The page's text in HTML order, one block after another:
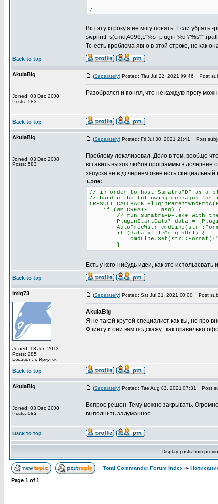
}
Вот эту строку я не могу понять. Если убрать
swprintf_s(cmd,4096,L"%s -plugin %d
То-есть проблема явно в этой строке, но как
Back to top
AkulaBig
Joined: 03 Dec 2008
Posts: 583
(Separately) Posted: Thu Jul 22, 2021 09:46 Post
Разобрался и понял, что не каждую прогу
Back to top
AkulaBig
Joined: 03 Dec 2008
Posts: 583
(Separately) Posted: Fri Jul 30, 2021 21:41 Post
Проблему локализовал. Дело в том, вообще
вставить вызов любой программы в дочернее
запуска ее в дочернем окне есть
Code:
// in order to host SumatraPDF as a
// handle the following messages
LRESULT CALLBACK
if (WM_CREATE == msg) {
// run SumatraPDF.exe with the -
PluginStartData* data =
AutoFreeWstr
if (data->fileOriginUrl) {
cmdLine.Set(str::Format(L"-
}
Есть у кого-нибудь идеи, как это
Back to top
imig73
Joined: 18 Jun 2013
Posts: 285
Location: г. Иркутск
(Separately) Posted: Sat Jul 31, 2021 00:00 Post
AkulaBig
Я не такой крутой специалист как вы, но про
Флинту и они вам подскажут как правильно
Back to top
AkulaBig
Joined: 03 Dec 2008
Posts: 583
(Separately) Posted: Tue Aug 03, 2021 07:31 Post
Вопрос решен. Тему можно закрывать.
выполнить задуманное.
Back to top
Display posts from
Total Commander Forum Index ->
Page 1 of 1